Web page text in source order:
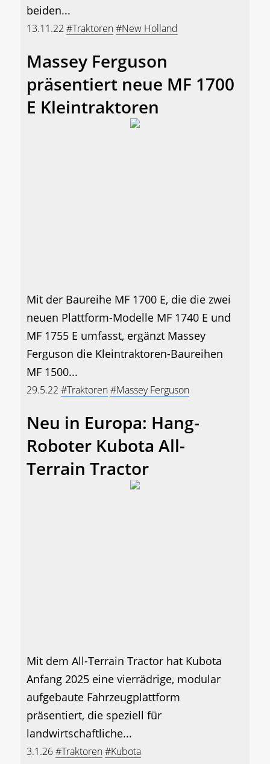
beiden...
13.11.22 #Traktoren#New Holland
Massey Ferguson
präsentiert neue MF 1700
E Kleintraktoren
Mit der Baureihe MF 1700 E, die die zwei
neuen Plattform-Modelle MF 1740 E und
MF 1755 E umfasst, ergänzt Massey
Ferguson die Kleintraktoren-Baureihen
MF 1500...
29.5.22 #Traktoren#Massey Ferguson
Neu in Europa: Hang-
Roboter Kubota All-
Terrain Tractor
Mit dem All-Terrain Tractor hat Kubota
Anfang 2025 eine vierrädrige, modular
aufgebaute Fahrzeugplattform
präsentiert, die speziell für
landwirtschaftliche...
3.1.26#Traktoren#Kubota